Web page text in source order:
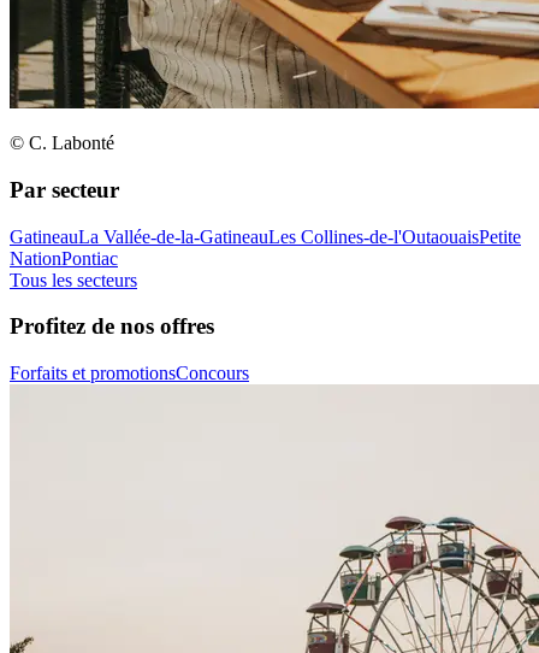
© C. Labonté
Par secteur
GatineauLa Vallée-de-la-GatineauLes Collines-de-l'OutaouaisPetite
NationPontiac
Tous les secteurs
Profitez de nos offres
Forfaits et promotionsConcours